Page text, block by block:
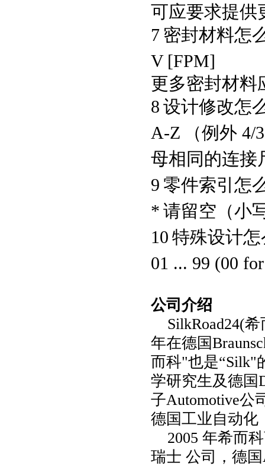
可应要求提供
7 密封材料怎
V [FPM]
更多密封材料
8 设计修改怎
A-Z
（例外 4/
母相同的连接
9 零件索引怎
* 请留空（小
10 特殊设计
01 ... 99 (00
公司介绍
SilkRoad24(
年在德国
而科"也是“Silk"
学研究生及德国
子Automotive公
德国工业自动化
2005 年希而
瑞士 公司，德